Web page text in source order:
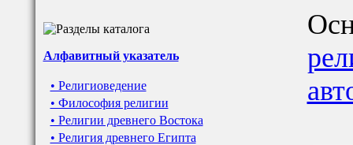
Алфавитный указатель
• Религиоведение
• Философия религии
• Религии древнего Востока
• Религия древнего Египта